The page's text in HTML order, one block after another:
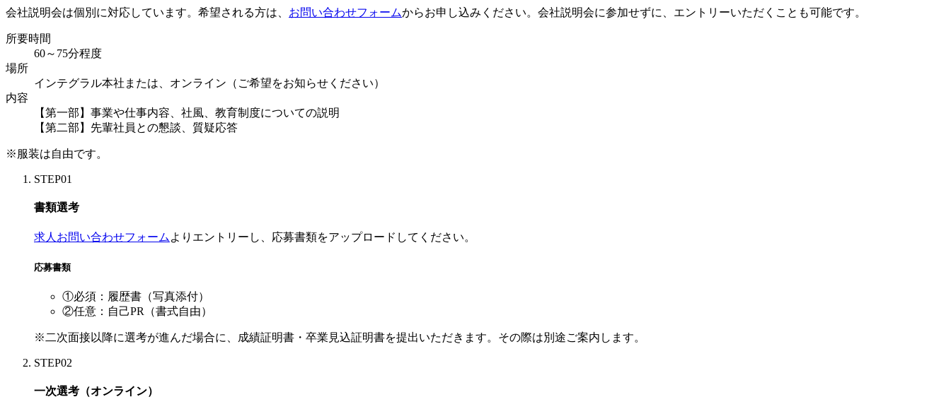
会社説明会は個別に対応しています。希望される方は、 お問い合わせフォームからお申し込みください。会社説明会に参加せずに、エントリーいただくことも可能です。
所要時間
60～75分程度
場所
インテグラル本社または、オンライン（ご希望をお知らせください）
内容
【第一部】事業や仕事内容、社風、教育制度についての説明
【第二部】先輩社員との懇談、質疑応答
※服装は自由です。
STEP01
書類選考
求人お問い合わせフォームよりエントリーし、応募書類をアップロードしてください。
応募書類
①必須：履歴書（写真添付）
②任意：自己PR（書式自由）
※二次面接以降に選考が進んだ場合に、成績証明書・卒業見込証明書を提出いただきます。その際は別途ご案内します。
STEP02
一次選考（オンライン）